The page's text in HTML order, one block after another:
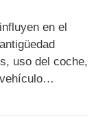
en el
uso del coche,